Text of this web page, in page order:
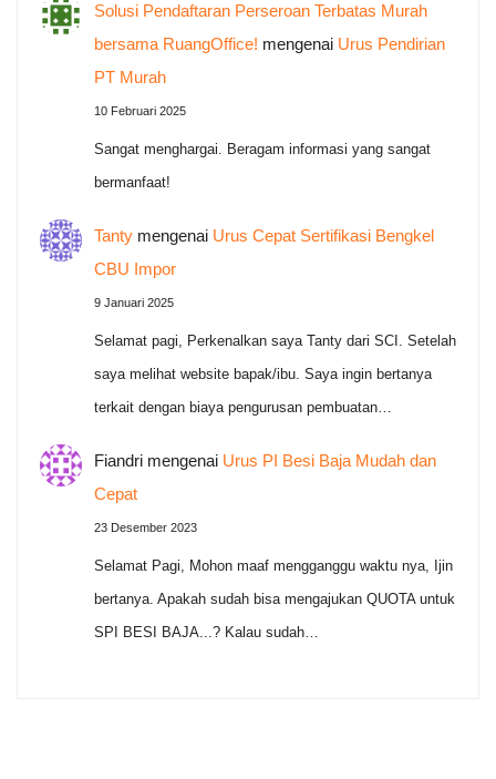
Solusi Pendaftaran Perseroan Terbatas Murah
bersama RuangOffice! mengenai Urus Pendirian
PT Murah
10 Februari 2025
Sangat menghargai. Beragam informasi yang sangat
bermanfaat!
Tantymengenai Urus Cepat Sertifikasi Bengkel
CBU Impor
9 Januari 2025
Selamat pagi, Perkenalkan saya Tanty dari SCI. Setelah
saya melihat website bapak/ibu. Saya ingin bertanya
terkait dengan biaya pengurusan pembuatan…
Fiandrimengenai Urus PI Besi Baja Mudah dan
Cepat
23 Desember 2023
Selamat Pagi, Mohon maaf mengganggu waktu nya, Ijin
bertanya. Apakah sudah bisa mengajukan QUOTA untuk
SPI BESI BAJA...? Kalau sudah…